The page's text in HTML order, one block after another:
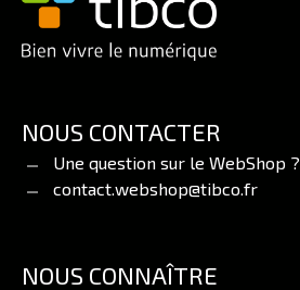
NOUS CONTACTER
Une question sur le WebShop ?
contact.webshop@tibco.fr
NOUS CONNAÎTRE